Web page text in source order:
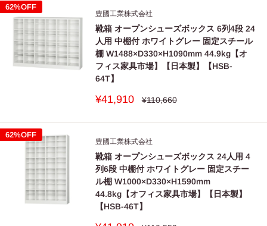
■
製品の持ち運び、組立、設置の際はすべり止めの付いた手
袋をご使用ください。
■
アジャスター付き製品は床や壁にきちんと接するように調
整してお使いください。
耐力のない床、水平でない床に設置する場合は、ベニヤ板
水平が保たれない状態で設置すると、製品のゆがみ、扉な
ど可動部の操作不良、施錠の不備などの支障をきたすこと
があります。
製品が前方に傾いていると、靡が開いたり、引出しが飛び
出てくることがあります。
当カタログの掲載商品は全て屋内用になります。屋外での
使用は故障やサビの原因になります。
62%OFF
豊國工業株式会社
靴箱 オープンシューズボックス 6列4段 24
人用 中棚付 ホワイトグレー 固定スチール
棚 W1488×D330×H1090mm 44.9kg【オ
フィス家具市場】【日本製】【HSB-
64T】
販
価
¥41,910
通
格
¥110,660
62%OFF
豊國工業株式会社
靴箱 オープンシューズボックス 24人用 4
列6段 中棚付 ホワイトグレー 固定スチー
ル棚 W1000×D330×H1590mm
44.8kg【オフィス家具市場】【日本製】
【HSB-46T】